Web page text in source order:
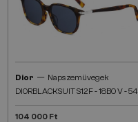
Dior — Napszemüvegek
DIORBLACKSUIT S12F - 18B0 V - 54
104 000 Ft